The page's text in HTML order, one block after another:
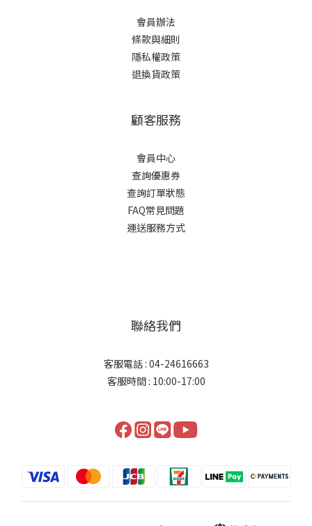
會員辦法
條款與細則
隱私權政策
退換貨政策
顧客服務
會員中心
查詢優惠券
查詢訂單狀態
FAQ常見問題
運送服務方式
聯絡我們
客服電話 : 04-24616663
客服時間 : 10:00-17:00